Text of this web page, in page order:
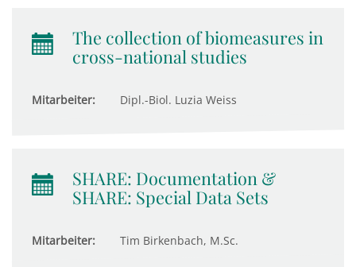
The collection of biomeasures in
cross-national studies
Mitarbeiter: Dipl.-Biol. Luzia Weiss
SHARE: Documentation &
SHARE: Special Data Sets
Mitarbeiter: Tim Birkenbach, M.Sc.